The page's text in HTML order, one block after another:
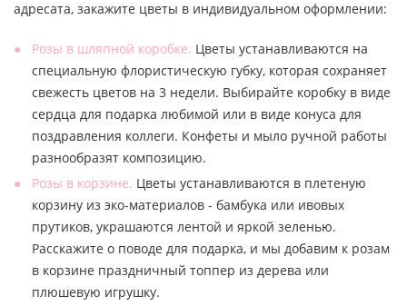
адресата, закажите цветы в индивидуальном оформлении:
Розы в шляпной коробке. Цветы устанавливаются на
специальную флористическую губку, которая сохраняет
свежесть цветов на 3 недели. Выбирайте коробку в виде
сердца для подарка любимой или в виде конуса для
поздравления коллеги. Конфеты и мыло ручной работы
разнообразят композицию.
Розы в корзине. Цветы устанавливаются в плетеную
корзину из эко-материалов - бамбука или ивовых
прутиков, украшаются лентой и яркой зеленью.
Расскажите о поводе для подарка, и мы добавим к розам
в корзине праздничный топпер из дерева или
плюшевую игрушку.